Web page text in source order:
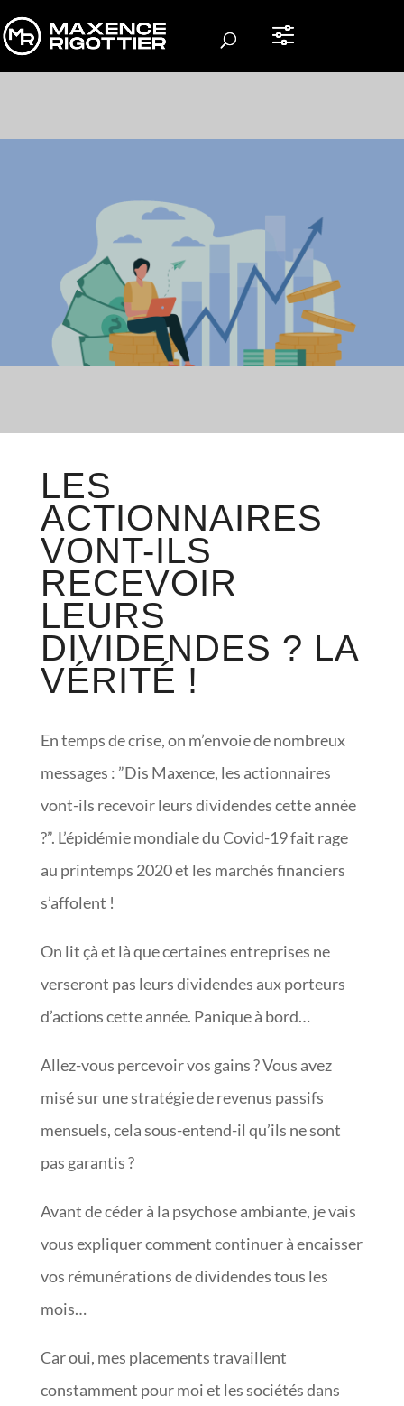
LES
ACTIONNAIRES
VONT-ILS
RECEVOIR
LEURS
DIVIDENDES ? LA
VÉRITÉ !
En temps de crise, on m’envoie de nombreux
messages : ”Dis Maxence, les actionnaires
vont-ils recevoir leurs dividendes cette année
?”. L’épidémie mondiale du Covid-19 fait rage
au printemps 2020 et les marchés financiers
s’affolent !
On lit çà et là que certaines entreprises ne
verseront pas leurs dividendes aux porteurs
d’actions cette année. Panique à bord…
Allez-vous percevoir vos gains ? Vous avez
misé sur une stratégie de revenus passifs
mensuels, cela sous-entend-il qu’ils ne sont
pas garantis ?
Avant de céder à la psychose ambiante, je vais
vous expliquer comment continuer à encaisser
vos rémunérations de dividendes tous les
mois…
Car oui, mes placements travaillent
constamment pour moi et les sociétés dans